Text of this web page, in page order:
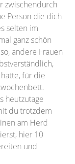
zwischendurch
Person die dich
selten im
ganz schön
andere Frauen
hatte, für die
heutzutage
du trotzdem
am Herd
hier 10
und